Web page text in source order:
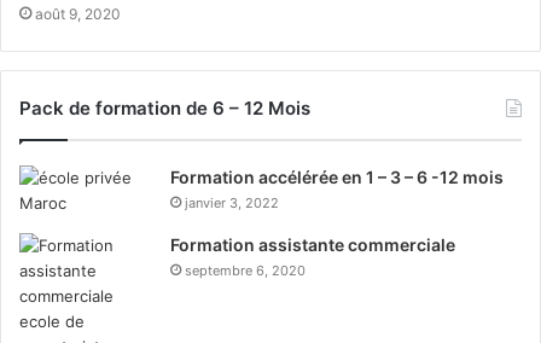
août 9, 2020
Pack de formation de 6 – 12 Mois
Formation accélérée en 1 – 3 – 6 -12 mois
janvier 3, 2022
Formation assistante commerciale
septembre 6, 2020